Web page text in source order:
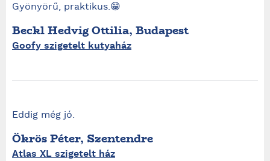
Gyönyörű, praktikus.😁
Beckl Hedvig Ottilia, Budapest
Goofy szigetelt kutyaház
Eddig még jó.
Ökrös Péter, Szentendre
Atlas XL szigetelt ház